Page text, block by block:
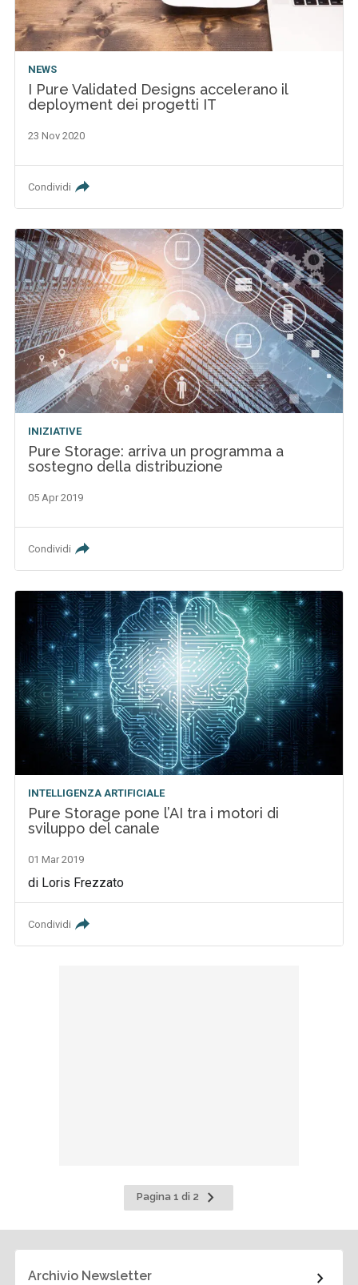
NEWS
I Pure Validated Designs accelerano il
deployment dei progetti IT
23 Nov 2020
Condividi
INIZIATIVE
Pure Storage: arriva un programma a
sostegno della distribuzione
05 Apr 2019
Condividi
INTELLIGENZA ARTIFICIALE
Pure Storage pone l’AI tra i motori di
sviluppo del canale
01 Mar 2019
di Loris Frezzato
Condividi
Pagina 1 di 2
Pagina
successiva
Archivio Newsletter